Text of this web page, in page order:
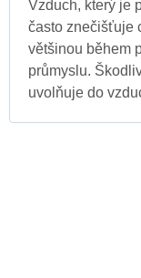
Vzduch, který je
často znečišťuje
většinou během
průmyslu.
uvolňuje do